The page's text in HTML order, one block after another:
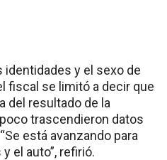
identidades y el sexo de
fiscal se limitó a decir que
del resultado de la
trascendieron datos
está avanzando para
el auto”, refirió.